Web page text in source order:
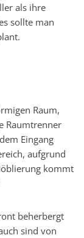
als ihre
sollte man
Raum,
Raumtrenner
Eingang
aufgrund
kommt
beherbergt
sind von